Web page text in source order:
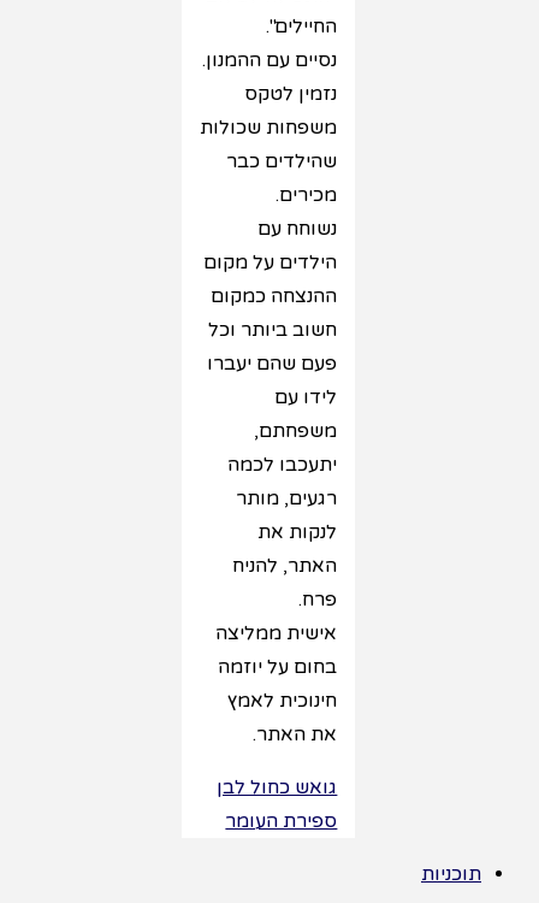
החיילים".
נסיים עם ההמנון.
נזמין לטקס
משפחות שכולות
שהילדים כבר
מכירים.
נשוחח עם
הילדים על מקום
ההנצחה כמקום
חשוב ביותר וכל
פעם שהם יעברו
לידו עם
משפחתם,
יתעכבו לכמה
רגעים, מותר
לנקות את
האתר, להניח
פרח.
אישית ממליצה
בחום על יוזמה
חינוכית לאמץ
את האתר.
גואש כחול לבן
ספירת העומר
תוכניות